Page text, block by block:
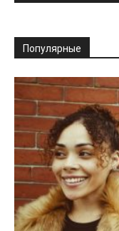
Популярные